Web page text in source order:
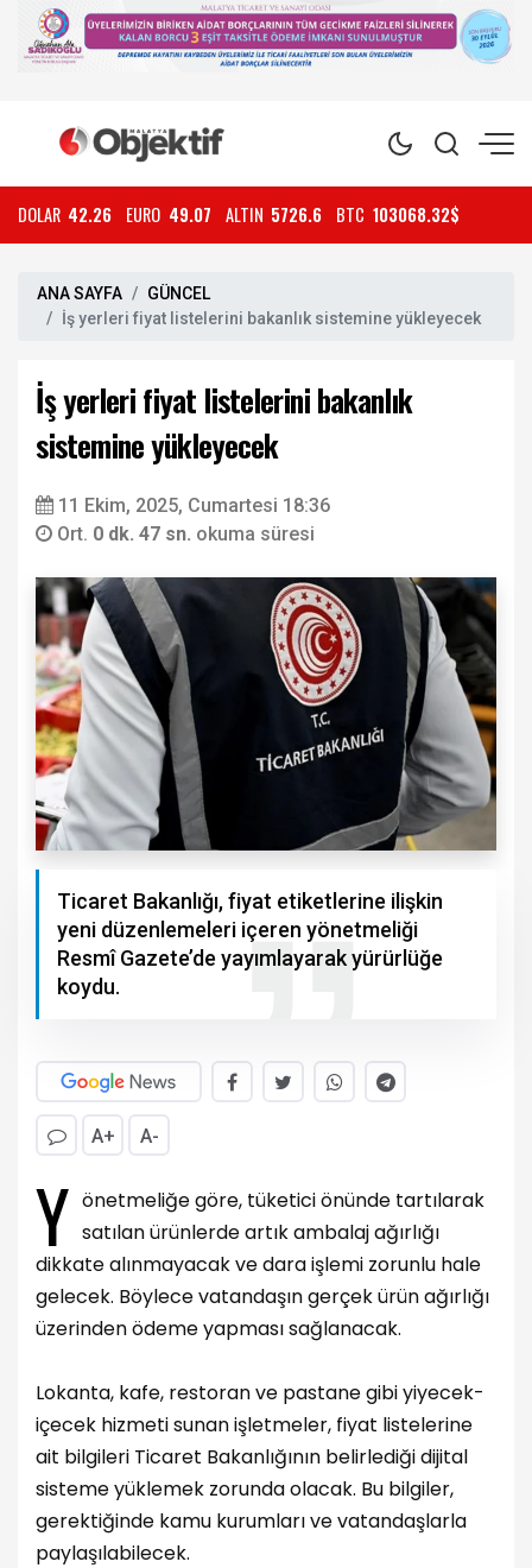
DOLAR 42.26 EURO 49.07 ALTIN 5726.6 BTC 103068.32$
ANA SAYFA
GÜNCEL
İş yerleri fiyat listelerini bakanlık sistemine yükleyecek
İş yerleri fiyat listelerini bakanlık
sistemine yükleyecek
11 Ekim, 2025, Cumartesi 18:36
Ort. 0 dk. 47 sn. okuma süresi
Ticaret Bakanlığı, fiyat etiketlerine ilişkin
yeni düzenlemeleri içeren yönetmeliği
Resmî Gazete’de yayımlayarak yürürlüğe
koydu.
A+ A-
Y önetmeliğe göre, tüketici önünde tartılarak
satılan ürünlerde artık ambalaj ağırlığı
dikkate alınmayacak ve dara işlemi zorunlu hale
gelecek. Böylece vatandaşın gerçek ürün ağırlığı
üzerinden ödeme yapması sağlanacak.
Lokanta, kafe, restoran ve pastane gibi yiyecek-
içecek hizmeti sunan işletmeler, fiyat listelerine
ait bilgileri Ticaret Bakanlığının belirlediği dijital
sisteme yüklemek zorunda olacak. Bu bilgiler,
gerektiğinde kamu kurumları ve vatandaşlarla
paylaşılabilecek.